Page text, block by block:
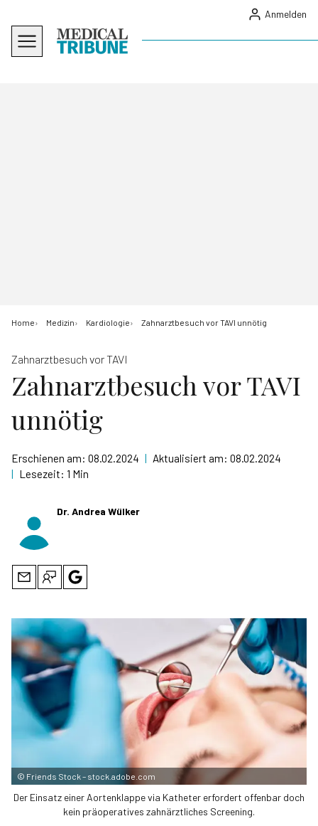
Anmelden
Home Medizin Kardiologie Zahnarztbesuch vor TAVI unnötig
Zahnarztbesuch vor TAVI
Zahnarztbesuch vor TAVI
unnötig
Erschienen am: 08.02.2024 | Aktualisiert am: 08.02.2024
| Lesezeit: 1 Min
Dr. Andrea Wülker
© Friends Stock – stock.adobe.com
Der Einsatz einer Aortenklappe via Katheter erfordert offenbar doch
kein präoperatives zahnärztliches Screening.